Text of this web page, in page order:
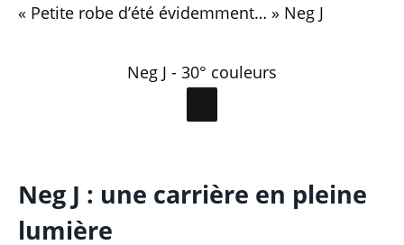
« Petite robe d’été évidemment… » Neg J
Neg J - 30° couleurs
Neg J : une carrière en pleine
lumière